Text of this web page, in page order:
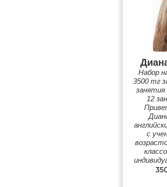
Набор
3500 тг
занятия
12
с